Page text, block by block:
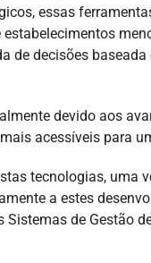
essas
de decisões
devido aos
acessíveis para
tecnologias, uma
a estes
de Gestão